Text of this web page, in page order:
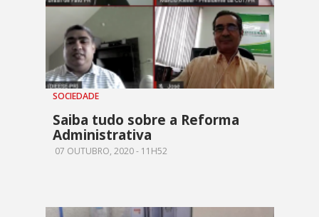
SOCIEDADE
Saiba tudo sobre a Reforma
Administrativa
07 OUTUBRO, 2020 - 11H52